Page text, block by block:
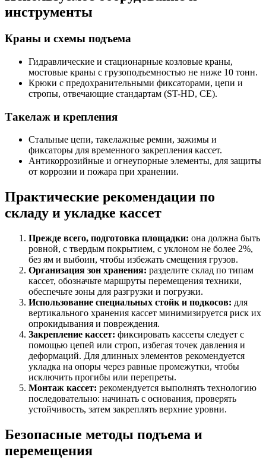
инструменты
Краны и схемы подъема
Гидравлические и стационарные козловые краны,
мостовые краны с грузоподъемностью не ниже 10 тонн.
Крюки с предохранительными фиксаторами, цепи и
стропы, отвечающие стандартам (ST-HD, CE).
Такелаж и крепления
Стальные цепи, такелажные ремни, зажимы и
фиксаторы для временного закрепления кассет.
Антикоррозийные и огнеупорные элементы, для защиты
от коррозии и пожара при хранении.
Практические рекомендации по
складу и укладке кассет
Прежде всего, подготовка площадки: она должна быть
ровной, с твердым покрытием, с уклоном не более 2%,
без ям и выбоин, чтобы избежать смещения грузов.
Организация зон хранения: разделите склад по типам
кассет, обозначьте маршруты перемещения техники,
обеспечьте зоны для разгрузки и погрузки.
Использование специальных стойк и подкосов: для
вертикального хранения кассет минимизируется риск их
опрокидывания и повреждения.
Закрепление кассет: фиксировать кассеты следует с
помощью цепей или строп, избегая точек давления и
деформаций. Для длинных элементов рекомендуется
укладка на опоры через равные промежутки, чтобы
исключить прогибы или перепреты.
Монтаж кассет: рекомендуется выполнять технологию
последовательно: начинать с основания, проверять
устойчивость, затем закреплять верхние уровни.
Безопасные методы подъема и
перемещения